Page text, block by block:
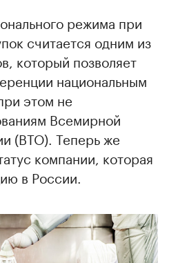
режима при
считается одним из
который позволяет
национальным
этом не
Всемирной
(ВТО). Теперь же
компании, которая
в России.